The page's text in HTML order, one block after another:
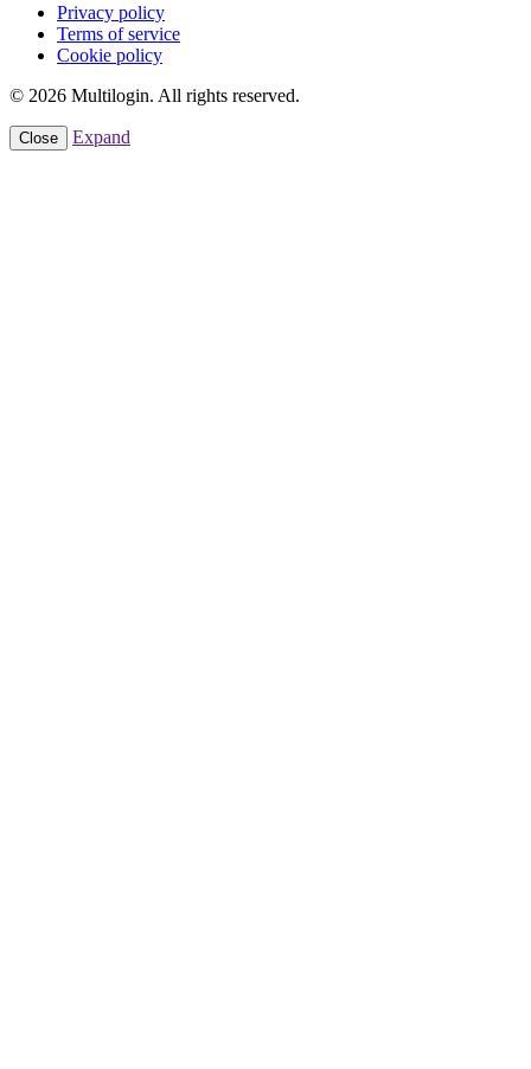
Privacy policy
Terms of service
Cookie policy
© 2026 Multilogin. All rights reserved.
Close Expand